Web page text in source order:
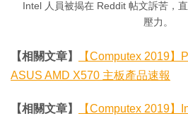
Intel 人員被揭在 Reddit 帖文訴苦，
壓力。
【相關文章】
【Computex 2019】
ASUS AMD X570 主板產品速報
【相關文章】
【Computex 2019】